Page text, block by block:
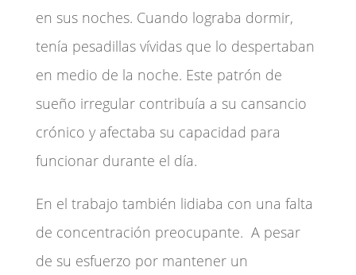
en sus noches. Cuando lograba dormir,
tenía pesadillas vívidas que lo despertaban
en medio de la noche. Este patrón de
sueño irregular contribuía a su cansancio
crónico y afectaba su capacidad para
funcionar durante el día.
En el trabajo también lidiaba con una falta
de concentración preocupante. A pesar
de su esfuerzo por mantener un